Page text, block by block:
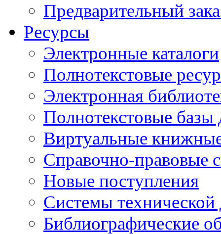
Предварительный
Ресурсы
Электронные каталоги
Полнотекстовые
Электронная
Полнотекстовые
Виртуальные
Справочно-правовые
Новые поступления
Cистемы
Библиографические